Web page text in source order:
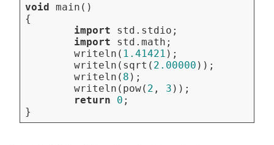
void main ()
{
import
std.stdio ;
import
std.math ;
writeln ( 1.41421 );
writeln ( sqrt ( 2.00000 ));
writeln ( 8 );
writeln ( pow( 2 , 3 ));
return
0 ;
}